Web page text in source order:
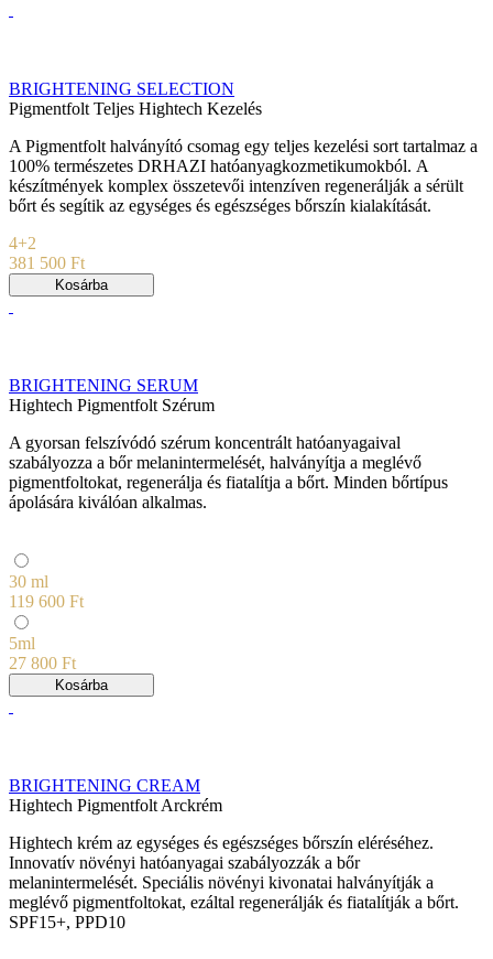
BRIGHTENING SELECTION
Pigmentfolt Teljes Hightech Kezelés
A Pigmentfolt halványító csomag egy teljes kezelési sort tartalmaz a
100% természetes DRHAZI hatóanyagkozmetikumokból. A
készítmények komplex összetevői intenzíven regenerálják a sérült
bőrt és segítik az egységes és egészséges bőrszín kialakítását.
4+2
381 500 Ft
Kosárba
BRIGHTENING SERUM
Hightech Pigmentfolt Szérum
A gyorsan felszívódó szérum koncentrált hatóanyagaival
szabályozza a bőr melanintermelését, halványítja a meglévő
pigmentfoltokat, regenerálja és fiatalítja a bőrt. Minden bőrtípus
ápolására kiválóan alkalmas.
30 ml
119 600 Ft
5ml
27 800 Ft
Kosárba
BRIGHTENING CREAM
Hightech Pigmentfolt Arckrém
Hightech krém az egységes és egészséges bőrszín eléréséhez.
Innovatív növényi hatóanyagai szabályozzák a bőr
melanintermelését. Speciális növényi kivonatai halványítják a
meglévő pigmentfoltokat, ezáltal regenerálják és fiatalítják a bőrt.
SPF15+, PPD10